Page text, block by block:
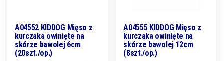
A04552 KIDDOG Mięso z
kurczaka owinięte na
skórze bawolej 6cm
(20szt./op.)
A04555 KIDDOG Mięso z
kurczaka owinięte na
skórze bawolej 12cm
(8szt./op.)